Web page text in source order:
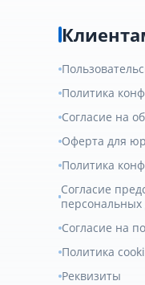
Политика
Согласие на
Оферта для
Политика
Согласие
Согласие на
Политика
Реквизиты